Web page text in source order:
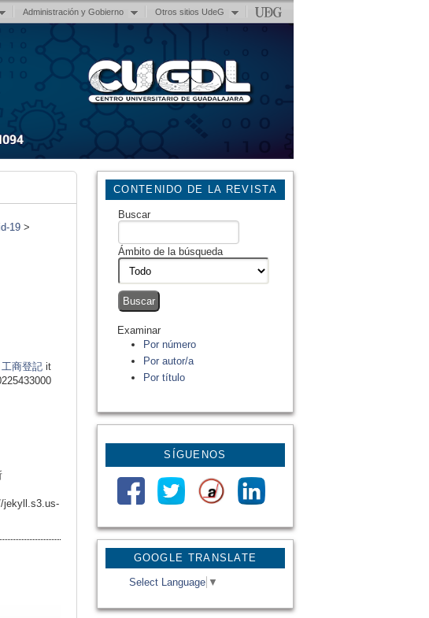
Administración y Gobierno Otros sitios UdeG
GOOGLE TRANSLATE
Select Language ▼
CONTENIDO DE LA REVISTA
Buscar
Ámbito de la búsqueda
Examinar
Por número
Por autor/a
Por título
SÍGUENOS
19 >
工商登記 it
jekyll.s3.us-